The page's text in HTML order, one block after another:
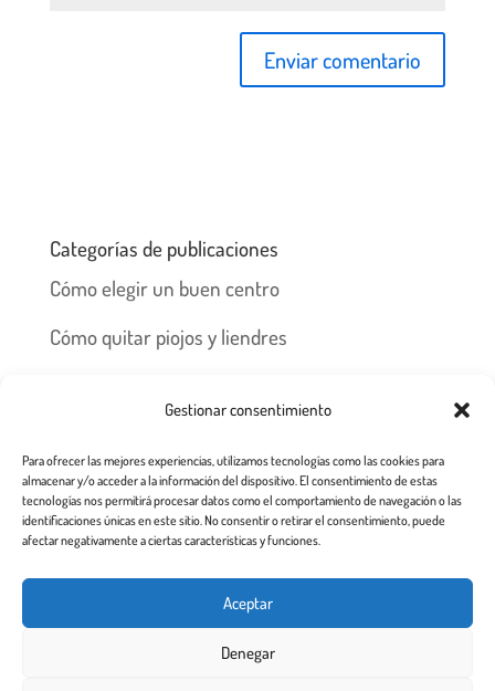
Gestionar consentimiento
Para ofrecer las mejores experiencias, utilizamos tecnologías como las cookies para
almacenar y/o acceder a la información del dispositivo. El consentimiento de estas
tecnologías nos permitirá procesar datos como el comportamiento de navegación o las
identificaciones únicas en este sitio. No consentir o retirar el consentimiento, puede
afectar negativamente a ciertas características y funciones.
Aceptar
Denegar
Categorías de publicaciones
Cómo elegir un buen centro
Cómo quitar piojos y liendres
Prevención y recomendaciones
Centros